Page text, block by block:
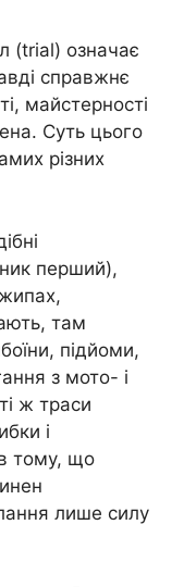
(trial) означає
справжнє
майстерності
Суть цього
різних
перший),
там
підйоми,
з мото- і
ж траси
і
тому, що
лише силу